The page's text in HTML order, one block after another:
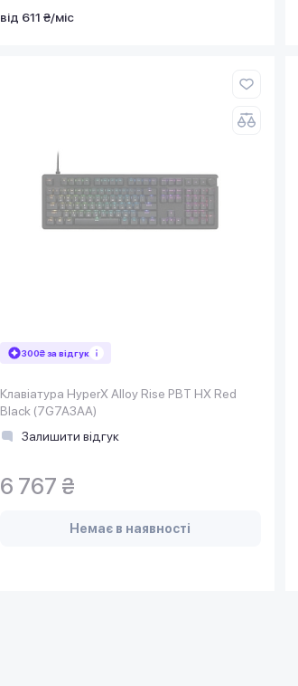
від 611 ₴/міс
300₴ за відгук
Клавіатура HyperX Alloy Rise PBT HX Red
Black (7G7A3AA)
Залишити відгук
6 767 ₴
Немає в наявності